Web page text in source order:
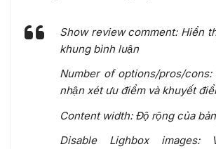
Show review comment: Hiển
khung bình luận
Number of options/pros/cons:
nhận xét ưu điểm và khuyết
Content width: Độ rộng của
Disable Lighbox